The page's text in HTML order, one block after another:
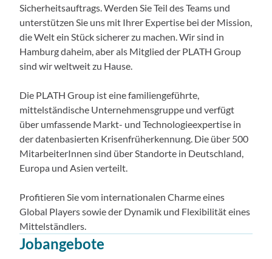
Sicherheitsauftrags. Werden Sie Teil des Teams und
unterstützen Sie uns mit Ihrer Expertise bei der Mission,
die Welt ein Stück sicherer zu machen. Wir sind in
Hamburg daheim, aber als Mitglied der PLATH Group
sind wir weltweit zu Hause.
Die PLATH Group ist eine familiengeführte,
mittelständische Unternehmensgruppe und verfügt
über umfassende Markt- und Technologieexpertise in
der datenbasierten Krisenfrüherkennung. Die über 500
MitarbeiterInnen sind über Standorte in Deutschland,
Europa und Asien verteilt.
Profitieren Sie vom internationalen Charme eines
Global Players sowie der Dynamik und Flexibilität eines
Mittelständlers.
Jobangebote